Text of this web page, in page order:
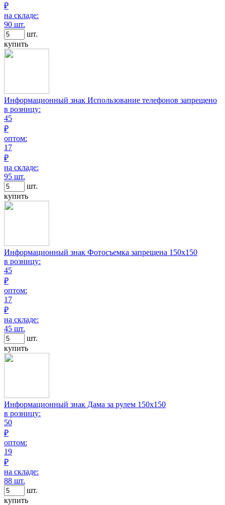
₽
на складе:
90 шт.
шт.
купить
Информационный знак Использование телефонов запрещено
в розницу:
45
₽
оптом:
17
₽
на складе:
95 шт.
шт.
купить
Информационный знак Фотосъемка запрещена 150х150
в розницу:
45
₽
оптом:
17
₽
на складе:
45 шт.
шт.
купить
Информационный знак Дама за рулем 150х150
в розницу:
50
₽
оптом:
19
₽
на складе:
88 шт.
шт.
купить